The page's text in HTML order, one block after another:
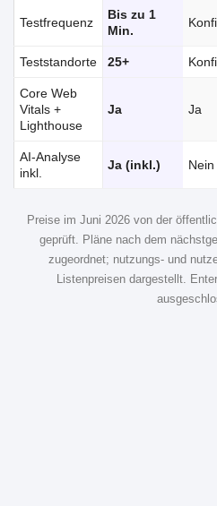
Testfrequenz
Bis zu 1
Min.
Teststandorte 25+
Core Web
Vitals +
Lighthouse
Ja Ja
AI-Analyse
inkl.
Ja (inkl.) Nein
Preise im Juni 2026 von der
geprüft. Pläne nach dem
zugeordnet; nutzungs- und
Listenpreisen dargestellt.